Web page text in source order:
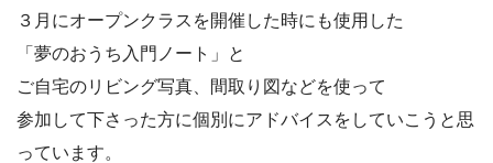
３月にオープンクラスを開催した時にも使用した
「夢のおうち入門ノート」と
ご自宅のリビング写真、間取り図などを使って
参加して下さった方に個別にアドバイスをしていこうと思
っています。